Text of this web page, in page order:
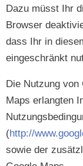
Dazu müsst Ihr
Brows­er
dass Ihr in
eingeschränkt
Die Nutzung von
Maps erlangten
(http://
sowie der